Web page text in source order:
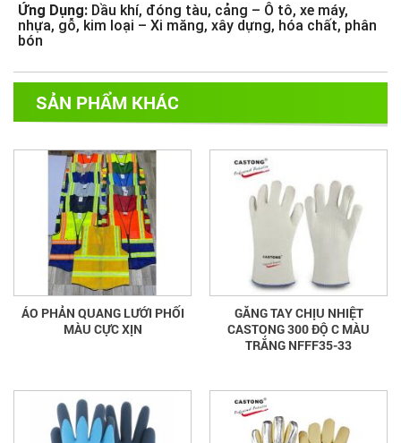
Ứng Dụng: Dầu khí, đóng tàu, cảng – Ô tô, xe máy,
nhựa, gỗ, kim loại – Xi măng, xây dựng, hóa chất, phân
bón
SẢN PHẨM KHÁC
ÁO PHẢN QUANG LƯỚI PHỐI
MÀU CỰC XỊN
GĂNG TAY CHỊU NHIỆT
CASTONG 300 ĐỘ C MÀU
TRẮNG NFFF35-33